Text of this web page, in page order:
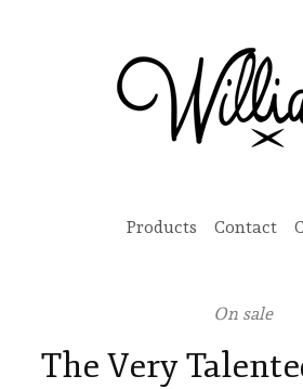
Products Contact
On sale
The Very